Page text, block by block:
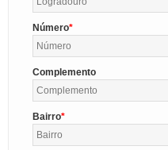
Número
Complemento
Bairro